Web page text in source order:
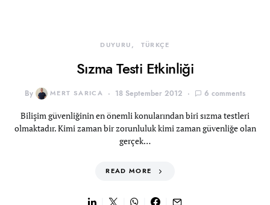
DUYURU TÜRKÇE
Sızma Testi Etkinliği
By MERT SARICA 18 September 2012 6 comments
Bilişim güvenliğinin en önemli konularından biri sızma testleri
olmaktadır. Kimi zaman bir zorunluluk kimi zaman güvenliğe olan
gerçek…
READ MORE